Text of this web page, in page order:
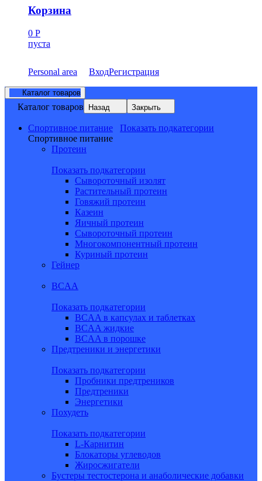
Корзина
0 Р
пуста
Personal area ВходРегистрация
Каталог товаров
Каталог товаров Назад Закрыть
Спортивное питание
Показать подкатегории
Спортивное питание
Протеин
Показать подкатегории
Сывороточный изолят
Растительный протеин
Говяжий протеин
Казеин
Яичный протеин
Сывороточный протеин
Многокомпонентный протеин
Куриный протеин
Гейнер
BCAA
Показать подкатегории
BCAA в капсулах и таблетках
BCAA жидкие
BCAA в порошке
Предтреники и энергетики
Показать подкатегории
Пробники предтреников
Предтреники
Энергетики
Похудеть
Показать подкатегории
L-Карнитин
Блокаторы углеводов
Жиросжигатели
Бустеры тестостерона и анаболические добавки